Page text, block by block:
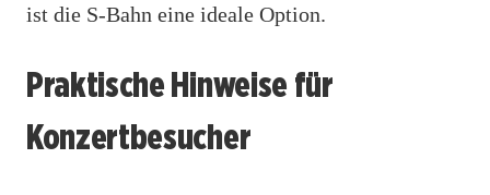
ist die S-Bahn eine ideale Option.
Praktische Hinweise für
Konzertbesucher